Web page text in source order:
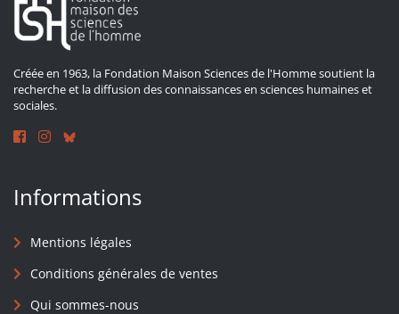
Créée en 1963, la Fondation Maison Sciences de l'Homme soutient la
recherche et la diffusion des connaissances en sciences humaines et
sociales.
Informations
Mentions légales
Conditions générales de ventes
Qui sommes-nous